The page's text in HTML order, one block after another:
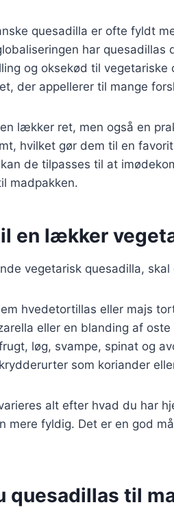
quesadilla er ofte fyldt
har quesadillas
og oksekød til vegetariske
der appellerer til mange
lækker ret, men også en
hvilket gør dem til en
de tilpasses til at
madpakken.
en lækker
vegetarisk quesadilla,
hvedetortillas eller majs
eller en blanding af
løg, svampe, spinat og
som koriander
alt efter hvad du har
mere fyldig. Det er en god
quesadillas til